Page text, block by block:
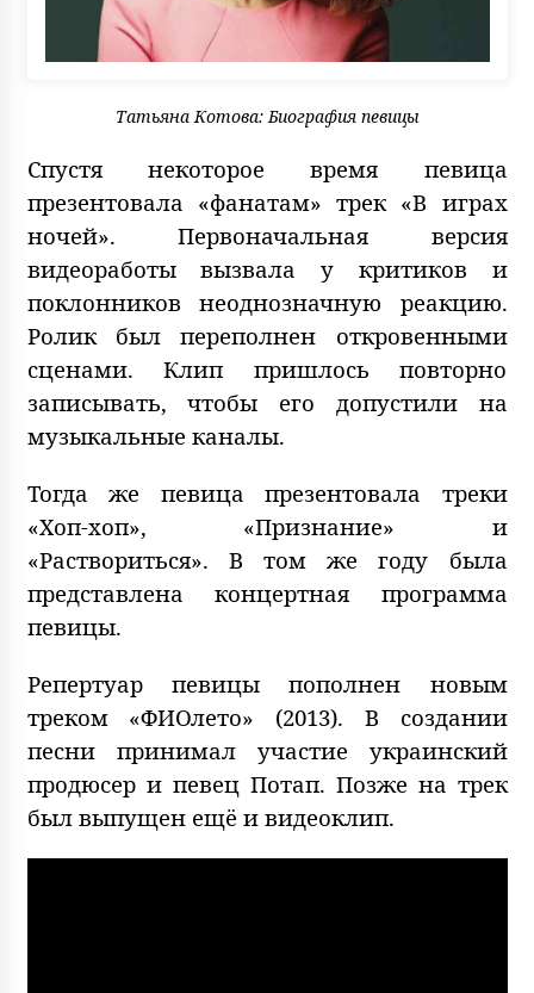
Татьяна Котова: Биография певицы
Спустя некоторое время певица
презентовала «фанатам» трек «В играх
ночей». Первоначальная версия
видеоработы вызвала у критиков и
поклонников неоднозначную реакцию.
Ролик был переполнен откровенными
сценами. Клип пришлось повторно
записывать, чтобы его допустили на
музыкальные каналы.
Тогда же певица презентовала треки
«Хоп-хоп», «Признание» и
«Раствориться». В том же году была
представлена концертная программа
певицы.
Репертуар певицы пополнен новым
треком «ФИОлето» (2013). В создании
песни принимал участие украинский
продюсер и певец Потап. Позже на трек
был выпущен ещё и видеоклип.